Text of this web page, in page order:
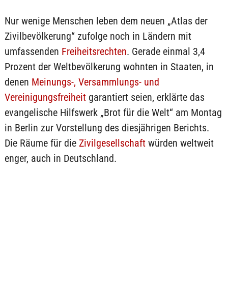
Nur wenige Menschen leben dem neuen „Atlas der
Zivilbevölkerung“ zufolge noch in Ländern mit
umfassenden Freiheitsrechten. Gerade einmal 3,4
Prozent der Weltbevölkerung wohnten in Staaten, in
denen Meinungs-, Versammlungs- und
Vereinigungsfreiheitgarantiert seien, erklärte das
evangelische Hilfswerk „Brot für die Welt“ am Montag
in Berlin zur Vorstellung des diesjährigen Berichts.
Die Räume für die Zivilgesellschaftwürden weltweit
enger, auch in Deutschland.